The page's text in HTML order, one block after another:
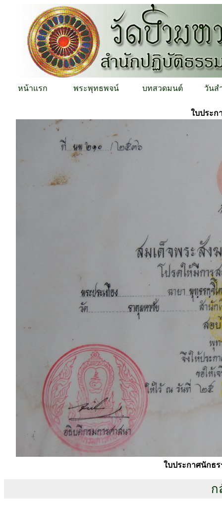
หน้าแรก พระพุทธพจน์ บทสวดมนต์ วันส
ใบประก
ใบประกาศนักธ
ก